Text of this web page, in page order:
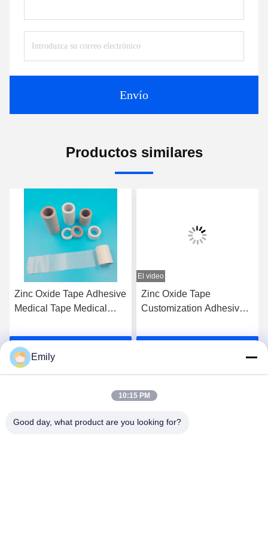
Envío
Productos similares
Zinc Oxide Tape Adhesive
Medical Tape Medical
The Perfect Solution for
Construction Projects
El video
Zinc Oxide Tape
Customization Adhesive
Instrument Classification
Emily
10:15 PM
Good day, what product are you looking for?